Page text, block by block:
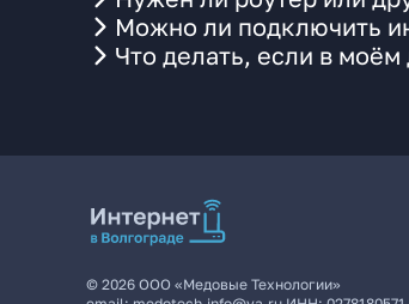
Можно ли подключить
Что делать, если в
© 2026 ООО «Медовые Технологии»